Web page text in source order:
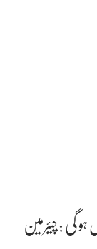
ہو گی :چیئرمین